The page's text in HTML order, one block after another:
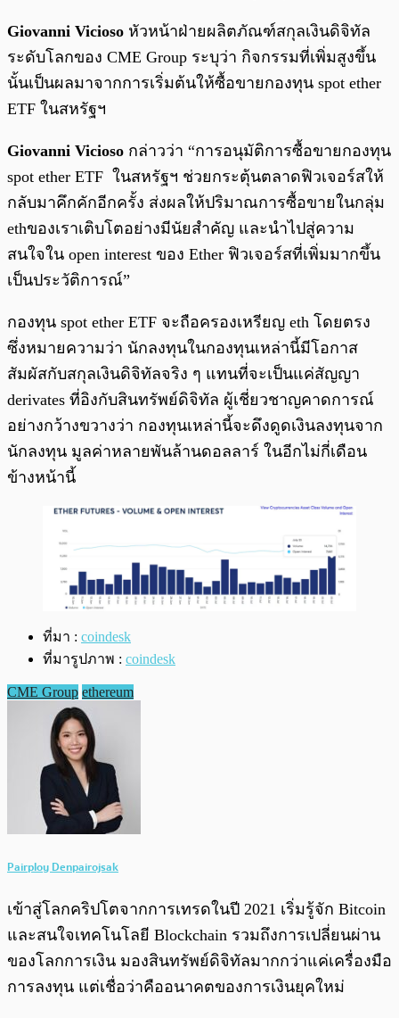
Giovanni Vicioso หัวหน้าฝ่ายผลิตภัณฑ์สกุลเงินดิจิทัล
ระดับโลกของ CME Group ระบุว่า กิจกรรมที่เพิ่มสูงขึ้น
นั้นเป็นผลมาจากการเริ่มต้นให้ซื้อขายกองทุน spot ether
ETF ในสหรัฐฯ
Giovanni Vicioso กล่าวว่า “การอนุมัติการซื้อขายกองทุน
spot ether ETF ในสหรัฐฯ ช่วยกระตุ้นตลาดฟิวเจอร์สให้
กลับมาคึกคักอีกครั้ง ส่งผลให้ปริมาณการซื้อขายในกลุ่ม
ethของเราเติบโตอย่างมีนัยสำคัญ และนำไปสู่ความ
สนใจใน open interest ของ Ether ฟิวเจอร์สที่เพิ่มมากขึ้น
เป็นประวัติการณ์”
กองทุน spot ether ETF จะถือครองเหรียญ eth โดยตรง
ซึ่งหมายความว่า นักลงทุนในกองทุนเหล่านี้มีโอกาส
สัมผัสกับสกุลเงินดิจิทัลจริง ๆ แทนที่จะเป็นแค่สัญญา
derivates ที่อิงกับสินทรัพย์ดิจิทัล ผู้เชี่ยวชาญคาดการณ์
อย่างกว้างขวางว่า กองทุนเหล่านี้จะดึงดูดเงินลงทุนจาก
นักลงทุน มูลค่าหลายพันล้านดอลลาร์ ในอีกไม่กี่เดือน
ข้างหน้านี้
ที่มา : coindesk
ที่มารูปภาพ : coindesk
CME Group ethereum
Pairploy Denpairojsak
เข้าสู่โลกคริปโตจากการเทรดในปี 2021 เริ่มรู้จัก Bitcoin
และสนใจเทคโนโลยี Blockchain รวมถึงการเปลี่ยนผ่าน
ของโลกการเงิน มองสินทรัพย์ดิจิทัลมากกว่าแค่เครื่องมือ
การลงทุน แต่เชื่อว่าคืออนาคตของการเงินยุคใหม่